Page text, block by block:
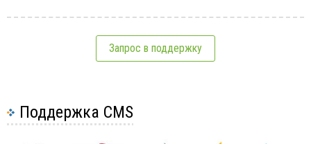
Запрос в поддержку
Поддержка CMS